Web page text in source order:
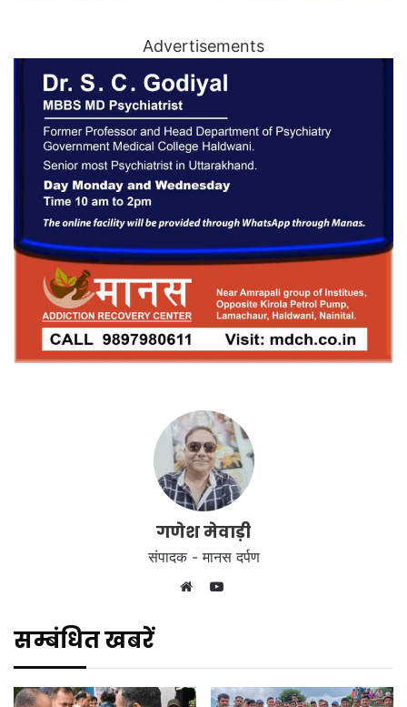
Advertisements
गणेश मेवाड़ी
संपादक - मानस दर्पण
YouTube
सम्बंधित खबरें